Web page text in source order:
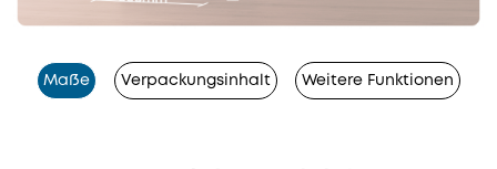
Maße Verpackungsinhalt Weitere Funktionen